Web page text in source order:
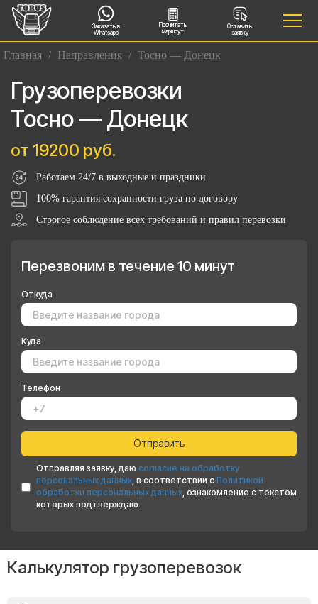
Заказать в
Whatsapp
Посчитать
маршрут
Оставить
заявку
Главная / Направления / Тосно — Донецк
Грузоперевозки
Тосно — Донецк
от 19200 руб.
Работаем 24/7 в выходные и праздники
100% гарантия сохранности груза по договору
Строгое соблюдение всех требований и правил перевозки
Перезвоним в течение 10 минут
Откуда
Куда
Телефон
Отправляя заявку, даю согласие на обработку
персональных данных, в соответствии с Политикой
обработки персональных данных, ознакомление с текстом
которых подтверждаю
Калькулятор грузоперевозок